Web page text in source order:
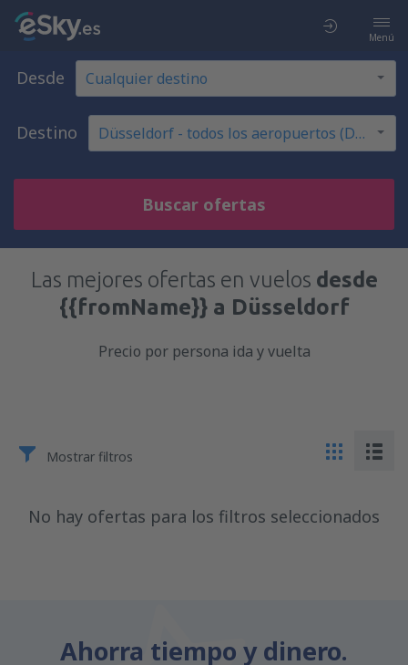
Menú
Desde
Destino
Buscar ofertas
Las mejores ofertas en vuelos desde
{{fromName}} a Düsseldorf
Precio por persona ida y vuelta
Mostrar filtros
No hay ofertas para los filtros seleccionados
Ahorra tiempo y dinero.